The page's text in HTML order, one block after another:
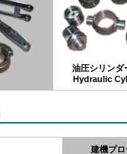
油圧シリンダ
Hydraulic
建機プ